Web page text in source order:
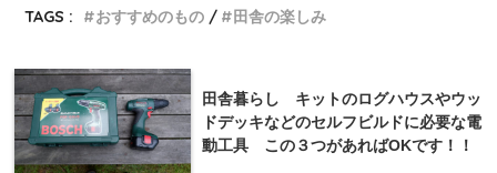
TAGS :
おすすめのもの 田舎の楽しみ
田舎暮らし キットのログハウスやウッ
ドデッキなどのセルフビルドに必要な電
動工具 この３つがあればOKです！！